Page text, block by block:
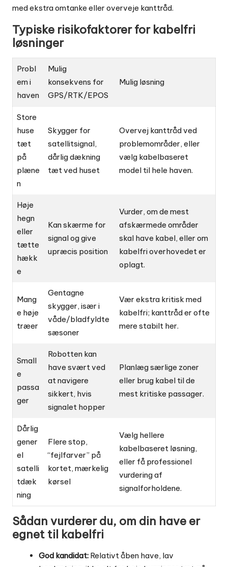
med ekstra omtanke eller overveje kanttråd.
Typiske risikofaktorer for kabelfri
løsninger
Probl
em i
haven
Mulig
konsekvens for
GPS/RTK/EPOS
Mulig løsning
Store
huse
tæt
på
plæne
n
Skygger for
satellitsignal,
dårlig dækning
tæt ved huset
Overvej kanttråd ved
problemområder, eller
vælg kabelbaseret
model til hele haven.
Høje
hegn
eller
tætte
hækk
e
Kan skærme for
signal og give
upræcis position
Vurder, om de mest
afskærmede områder
skal have kabel, eller om
kabelfri overhovedet er
oplagt.
Mang
e høje
træer
Gentagne
skygger, især i
våde/bladfyldte
sæsoner
Vær ekstra kritisk med
kabelfri; kanttråd er ofte
mere stabilt her.
Small
e
passa
ger
Robotten kan
have svært ved
at navigere
sikkert, hvis
signalet hopper
Planlæg særlige zoner
eller brug kabel til de
mest kritiske passager.
Dårlig
gener
el
satelli
tdæk
ning
Flere stop,
“fejlfarver” på
kortet, mærkelig
kørsel
Vælg hellere
kabelbaseret løsning,
eller få professionel
vurdering af
signalforholdene.
Sådan vurderer du, om din have er
egnet til kabelfri
God kandidat: Relativt åben have, lav